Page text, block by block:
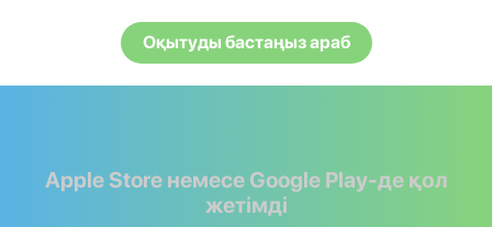
Оқытуды бастаңыз араб
Apple Store немесе Google Play-де қол
жетімді